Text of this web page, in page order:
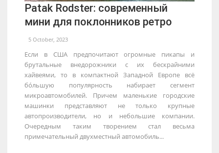
Patak Rodster: современный
мини для поклонников ретро
5 October, 2023
Если в США предпочитают огромные пикапы и
брутальные внедорожники с их бескрайними
хайвеями, то в компактной Западной Европе всё
бо́льшую популярность набирает сегмент
микроавтомобилей. Причем маленькие городские
машинки представляют не только крупные
автопроизводители, но и небольшие компании.
Очередным таким творением стал весьма
примечательный двухместный автомобиль...